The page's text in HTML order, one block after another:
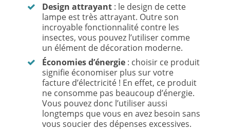
Design attrayant : le design de cette
lampe est très attrayant. Outre son
incroyable fonctionnalité contre les
insectes, vous pouvez l’utiliser comme
un élément de décoration moderne.
Économies d’énergie : choisir ce produit
signifie économiser plus sur votre
facture d’électricité ! En effet, ce produit
ne consomme pas beaucoup d’énergie.
Vous pouvez donc l’utiliser aussi
longtemps que vous en avez besoin sans
vous soucier des dépenses excessives.